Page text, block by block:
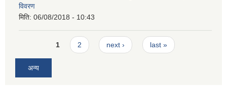
विवरण
मिति: 06/08/2018 - 10:43
Pages1 2 next › last »
अन्य